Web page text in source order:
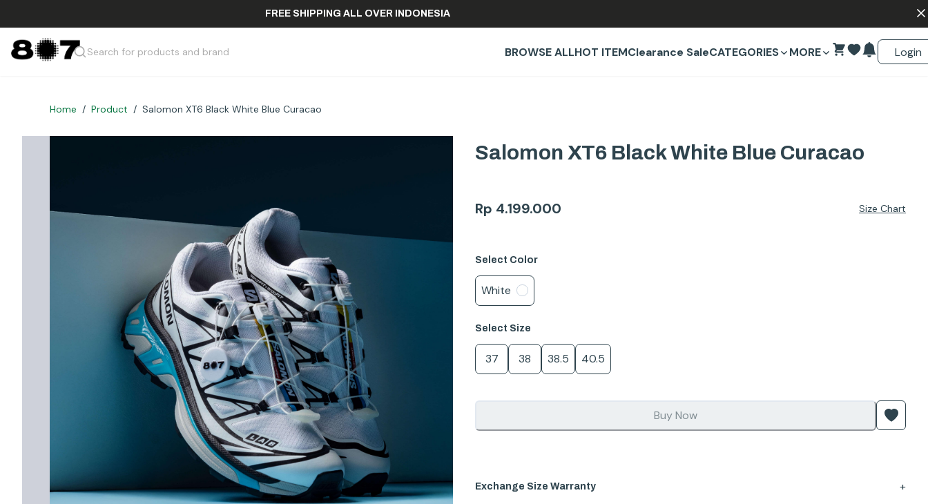
FREE SHIPPING ALL OVER INDONESIA
Search for products and brand BROWSE ALLHOT ITEMClearance SaleCATEGORIES MORE Login
Home / Product / Salomon XT6 Black White Blue Curacao
Salomon XT6 Black White Blue Curacao
Rp 4.199.000 Size Chart
Select Color
White
Select Size
37 38 38.5 40.5
Buy Now
Exchange Size Warranty +